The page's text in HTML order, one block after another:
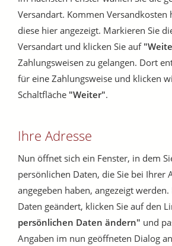
Versandart. Kommen Versandkosten
diese hier angezeigt. Markieren Sie
Versandart und klicken Sie auf
Zahlungsweisen zu gelangen. Dort
für eine Zahlungsweise und klicken
Schaltfläche "Weiter".
Ihre Adresse
Nun öffnet sich ein Fenster, in dem
persönlichen Daten, die Sie bei Ihrer
angegeben haben, angezeigt
Daten geändert, klicken Sie auf den
persönlichen Daten ändern" und
Angaben im nun geöffneten Dialog